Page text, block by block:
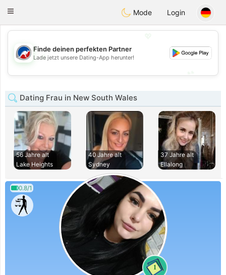
Australia Chat
Toggle
Mode Login
💖
💕
Finde deinen perfekten Partner
Lade jetzt unsere Dating-App herunter!
Dating Frau in New South Wales
56 Jahre alt
Lake Heights
40 Jahre alt
Sydney
37 Jahre alt
Ellalong
0.8/1
1